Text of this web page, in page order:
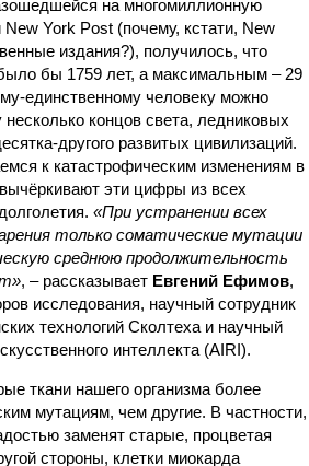
на многомиллионную
York Post (почему, кстати, New
издания?), получилось, что
бы 1759 лет, а максимальным – 29
единственному человеку можно
концов света, ледниковых
другого развитых цивилизаций.
к катастрофическим изменениям в
эти цифры из всех
«При устранении всех
только соматические мутации
среднюю продолжительность
, – рассказывает Евгений Ефимов,
исследования, научный сотрудник
технологий Сколтеха и научный
интеллекта (AIRI).
ткани нашего организма более
мутациям, чем другие. В частности,
заменят старые, процветая
стороны, клетки миокарда